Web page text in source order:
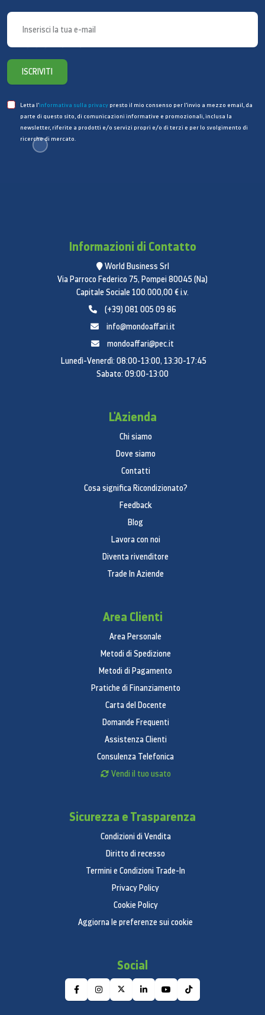
ISCRIVITI
Letta l’informativa sulla privacy presto il mio consenso per l’invio a mezzo email, da
parte di questo sito, di comunicazioni informative e promozionali, inclusa la
newsletter, riferite a prodotti e/o servizi propri e/o di terzi e per lo svolgimento di
ricerche di mercato.
Informazioni di Contatto
World Business Srl
Via Parroco Federico 75, Pompei 80045 (Na)
Capitale Sociale 100.000,00 € i.v.
(+39) 081 005 09 86
info@mondoaffari.it
mondoaffari@pec.it
Lunedì-Venerdì: 08:00-13:00, 13:30-17:45
Sabato: 09:00-13:00
L'Azienda
Chi siamo
Dove siamo
Contatti
Cosa significa Ricondizionato?
Feedback
Blog
Lavora con noi
Diventa rivenditore
Trade In Aziende
Area Clienti
Area Personale
Metodi di Spedizione
Metodi di Pagamento
Pratiche di Finanziamento
Carta del Docente
Domande Frequenti
Assistenza Clienti
Consulenza Telefonica
Vendi il tuo usato
Sicurezza e Trasparenza
Condizioni di Vendita
Diritto di recesso
Termini e Condizioni Trade-In
Privacy Policy
Cookie Policy
Aggiorna le preferenze sui cookie
Social